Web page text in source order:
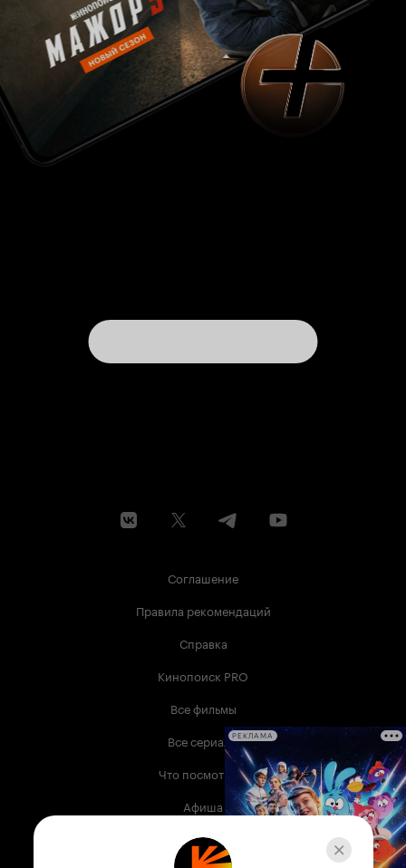
Соглашение
Правила рекомендаций
Справка
Кинопоиск PRO
Все фильмы
Все сериалы
Что посмотреть
Афиша
Музыка
РЕКЛАМА